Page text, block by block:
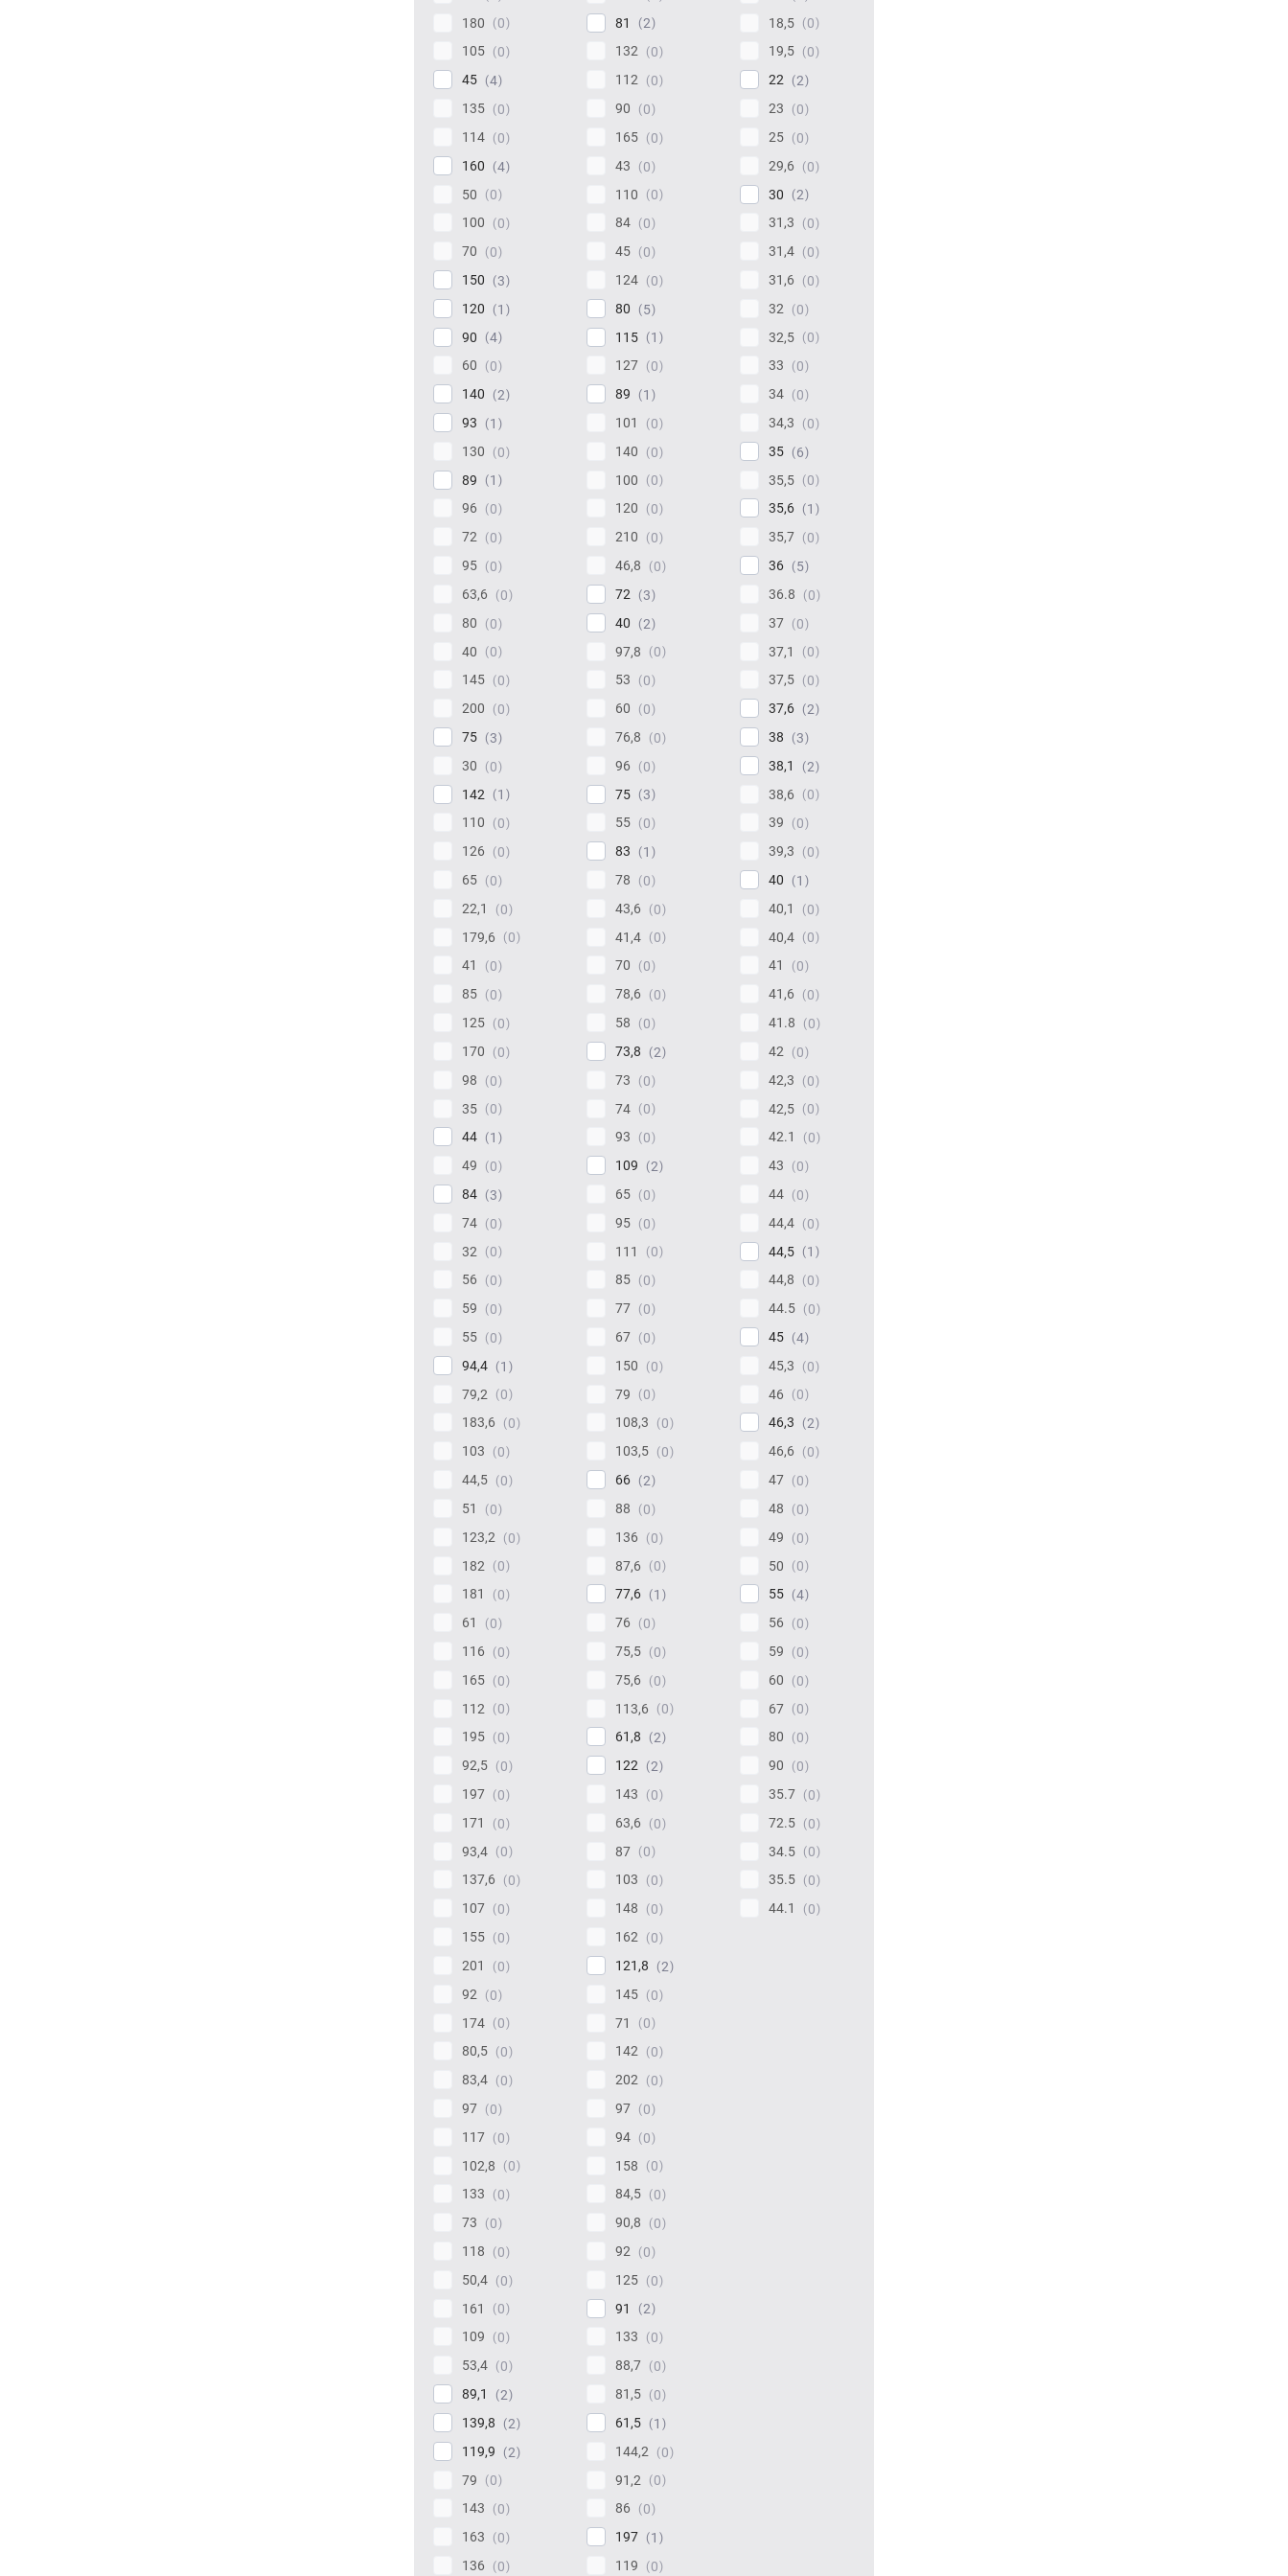
180
0
105
0
45
4
135
0
114
0
160
4
50
0
100
0
70
0
150
3
120
1
90
4
60
0
140
2
93
1
130
0
89
1
96
0
72
0
95
0
63,6
0
80
0
40
0
145
0
200
0
75
3
30
0
142
1
110
0
126
0
65
0
22,1
0
179,6
0
41
0
85
0
125
0
170
0
98
0
35
0
44
1
49
0
84
3
74
0
32
0
56
0
59
0
55
0
94,4
1
79,2
0
183,6
0
103
0
44,5
0
51
0
123,2
0
182
0
181
0
61
0
116
0
165
0
112
0
195
0
92,5
0
197
0
171
0
93,4
0
137,6
0
107
0
155
0
201
0
92
0
174
0
80,5
0
83,4
0
97
0
117
0
102,8
0
133
0
73
0
118
0
50,4
0
161
0
109
0
53,4
0
89,1
2
139,8
2
119,9
2
79
0
143
0
163
0
136
0
81
2
132
0
112
0
90
0
165
0
43
0
110
0
84
0
45
0
124
0
80
5
115
1
127
0
89
1
101
0
140
0
100
0
120
0
210
0
46,8
0
72
3
40
2
97,8
0
53
0
60
0
76,8
0
96
0
75
3
55
0
83
1
78
0
43,6
0
41,4
0
70
0
78,6
0
58
0
73,8
2
73
0
74
0
93
0
109
2
65
0
95
0
111
0
85
0
77
0
67
0
150
0
79
0
108,3
0
103,5
0
66
2
88
0
136
0
87,6
0
77,6
1
76
0
75,5
0
75,6
0
113,6
0
61,8
2
122
2
143
0
63,6
0
87
0
103
0
148
0
162
0
121,8
2
145
0
71
0
142
0
202
0
97
0
94
0
158
0
84,5
0
90,8
0
92
0
125
0
91
2
133
0
88,7
0
81,5
0
61,5
1
144,2
0
91,2
0
86
0
197
1
119
0
18,5
0
19,5
0
22
2
23
0
25
0
29,6
0
30
2
31,3
0
31,4
0
31,6
0
32
0
32,5
0
33
0
34
0
34,3
0
35
6
35,5
0
35,6
1
35,7
0
36
5
36.8
0
37
0
37,1
0
37,5
0
37,6
2
38
3
38,1
2
38,6
0
39
0
39,3
0
40
1
40,1
0
40,4
0
41
0
41,6
0
41.8
0
42
0
42,3
0
42,5
0
42.1
0
43
0
44
0
44,4
0
44,5
1
44,8
0
44.5
0
45
4
45,3
0
46
0
46,3
2
46,6
0
47
0
48
0
49
0
50
0
55
4
56
0
59
0
60
0
67
0
80
0
90
0
35.7
0
72.5
0
34.5
0
35.5
0
44.1
0